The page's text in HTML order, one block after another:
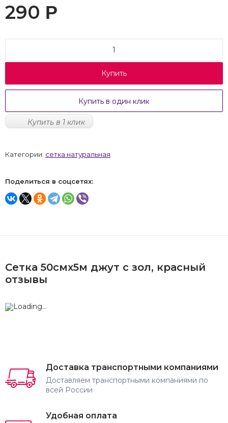
290 Р
Купить
Купить в один клик
Купить в 1 клик
Категории: сетка натуральная
Поделиться в соцсетях:
Сетка 50смх5м джут с зол, красный
отзывы
Доставка транспортными компаниями
Доставляем транспортными компаниями по
всей России
Удобная оплата